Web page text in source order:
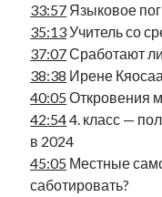
33:57 Языковое
35:13Учитель со
37:07Сработают
38:38 Ирене
40:05 Откровения
42:544. класс —
в 2024
45:05 Местные
саботировать?